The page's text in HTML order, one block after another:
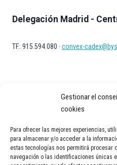
Gestionar el
cookies
Para ofrecer las mejores experiencias,
para almacenar y/o acceder a la
estas tecnologías nos permitirá procesar
navegación o las identificaciones únicas
Delegación Madrid -
TF.: 915.594.080 · convex-
Aviso Legal Política de